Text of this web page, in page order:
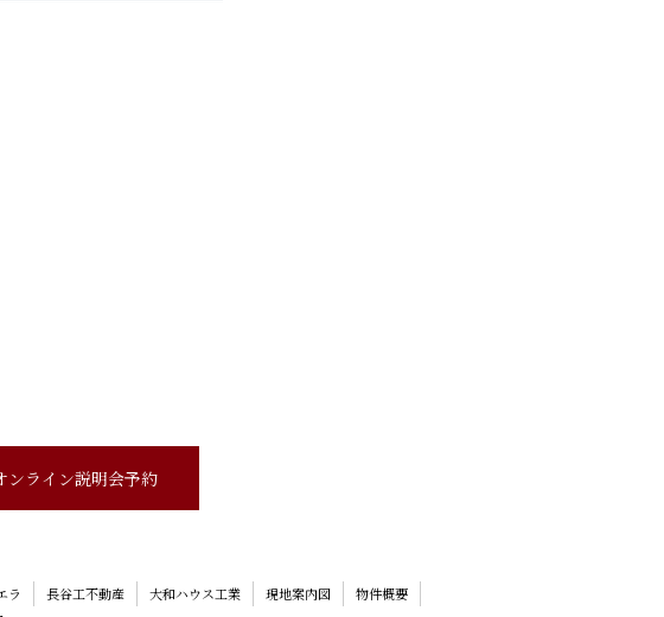
ンライン説明会予約
ラ 長谷工不動産 大和ハウス工業 現地案内図
物件概要